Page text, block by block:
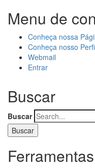
Menu de
Conheça nossa
Conheça nosso
Webmail
Entrar
Buscar
Buscar
Ferramentas